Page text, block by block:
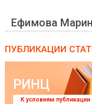
Ефимова
ПУБЛИКАЦИИ
РИНЦ
К условиям публикации